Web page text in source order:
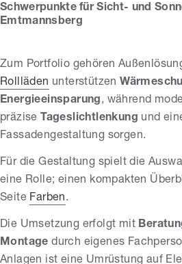
Schwerpunkte für Sicht- und
Emtmannsberg
Zum Portfolio gehören
Rollläden unterstützen
Energieeinsparung, während
präzise Tageslichtlenkung und
Fassadengestaltung sorgen.
Für die Gestaltung spielt die
eine Rolle; einen kompakten
Seite Farben.
Die Umsetzung erfolgt mit
Montage durch eigenes
Anlagen ist eine Umrüstung auf